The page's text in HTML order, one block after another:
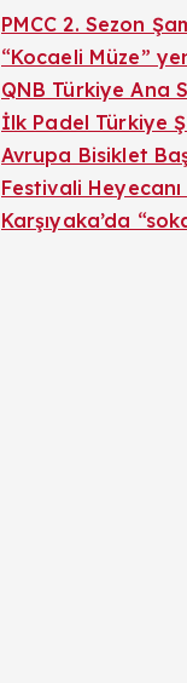
PMCC 2. Sezon
“Kocaeli Müze”
QNB Türkiye Ana
İlk Padel Türkiye
Avrupa Bisiklet
Festivali Heyecanı
Karşıyaka’da